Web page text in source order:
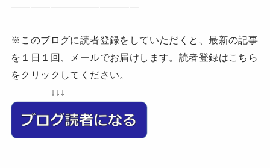
—————————————
※このブログに読者登録をしていただくと、最新の記事
を１日１回、メールでお届けします。読者登録はこちら
をクリックしてください。
↓↓↓